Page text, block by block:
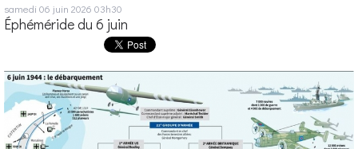
samedi 06 juin 2026 03h30
Éphéméride du 6 juin